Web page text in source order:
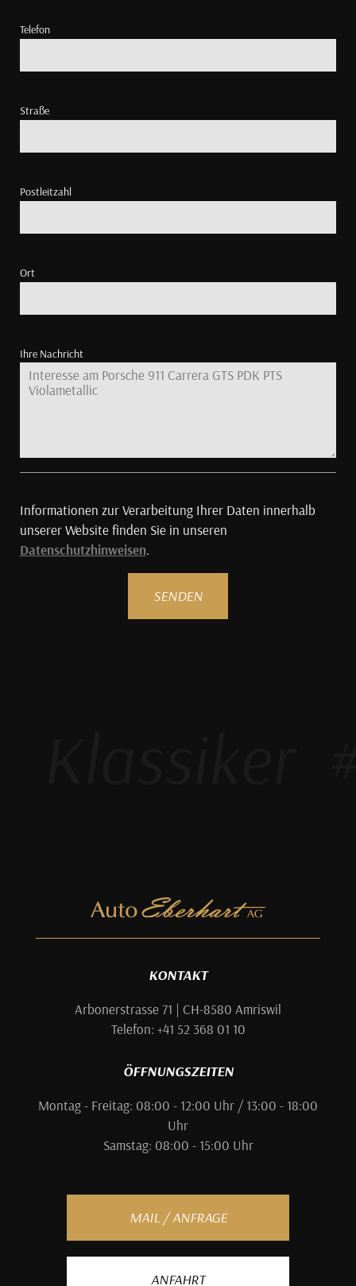
Telefon
Straße
Postleitzahl
Ort
Ihre Nachricht
Informationen zur Verarbeitung Ihrer Daten innerhalb
unserer Website finden Sie in unseren
Datenschutzhinweisen.
SENDEN
KONTAKT
Arbonerstrasse 71 | CH-8580 Amriswil
Telefon: +41 52 368 01 10
ÖFFNUNGSZEITEN
Montag - Freitag: 08:00 - 12:00 Uhr / 13:00 - 18:00
Uhr
Samstag: 08:00 - 15:00 Uhr
MAIL / ANFRAGE
ANFAHRT